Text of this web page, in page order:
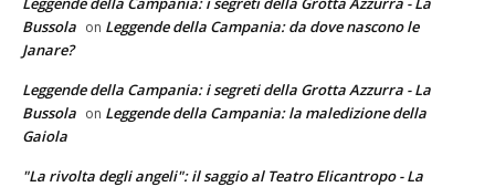
Bussola on Leggende della Campania: da dove nascono le
Janare?
Leggende della Campania: i segreti della Grotta Azzurra - La
Bussola on Leggende della Campania: la maledizione della
Gaiola
"La rivolta degli angeli": il saggio al Teatro Elicantropo - La